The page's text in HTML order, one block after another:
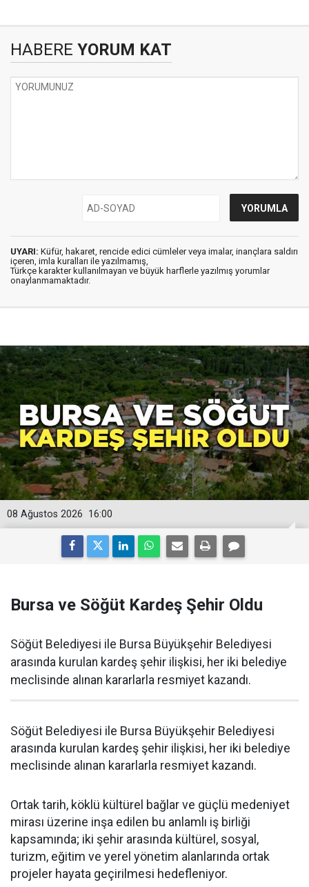
HABERE YORUM KAT
UYARI: Küfür, hakaret, rencide edici cümleler veya imalar, inançlara saldırı
içeren, imla kuralları ile yazılmamış,
Türkçe karakter kullanılmayan ve büyük harflerle yazılmış yorumlar
onaylanmamaktadır.
16:00
08 Ağustos 2026
Bursa ve Söğüt Kardeş Şehir Oldu
Söğüt Belediyesi ile Bursa Büyükşehir Belediyesi
arasında kurulan kardeş şehir ilişkisi, her iki belediye
meclisinde alınan kararlarla resmiyet kazandı.
Söğüt Belediyesi ile Bursa Büyükşehir Belediyesi
arasında kurulan kardeş şehir ilişkisi, her iki belediye
meclisinde alınan kararlarla resmiyet kazandı.
Ortak tarih, köklü kültürel bağlar ve güçlü medeniyet
mirası üzerine inşa edilen bu anlamlı iş birliği
kapsamında; iki şehir arasında kültürel, sosyal,
turizm, eğitim ve yerel yönetim alanlarında ortak
projeler hayata geçirilmesi hedefleniyor.